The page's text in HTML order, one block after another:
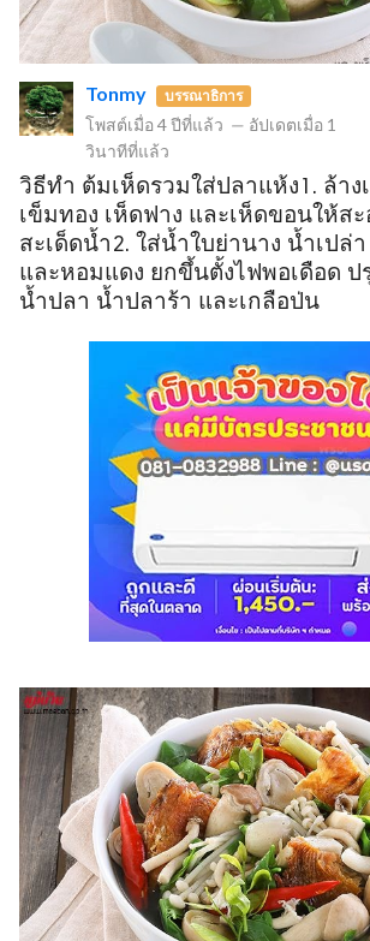
Tonmy บรรณาธิการ
โพสต์เมื่อ 4 ปีที่แล้ว — อัปเดตเมื่อ 1
วินาทีที่แล้ว
วิธีทำ ต้มเห็ดรวมใส่ปลาแห้ง1. ล้าง
เข็มทอง เห็ดฟาง และเห็ดขอนให้ส
สะเด็ดน้ำ2. ใส่น้ำใบย่านาง น้ำเปล่
และหอมแดง ยกขึ้นตั้งไฟพอเดือด ป
น้ำปลา น้ำปลาร้า และเกลือป่น